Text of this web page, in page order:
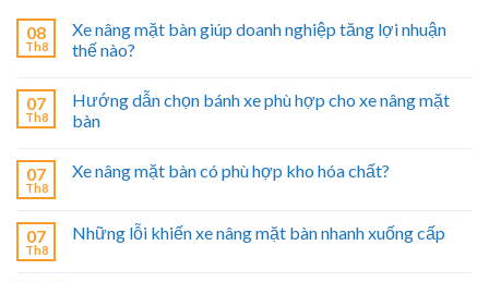
08
Th8
Xe nâng mặt bàn giúp doanh nghiệp tăng lợi nhuận
thế nào?
07
Th8
Hướng dẫn chọn bánh xe phù hợp cho xe nâng mặt
bàn
07
Th8
Xe nâng mặt bàn có phù hợp kho hóa chất?
07
Th8
Những lỗi khiến xe nâng mặt bàn nhanh xuống cấp